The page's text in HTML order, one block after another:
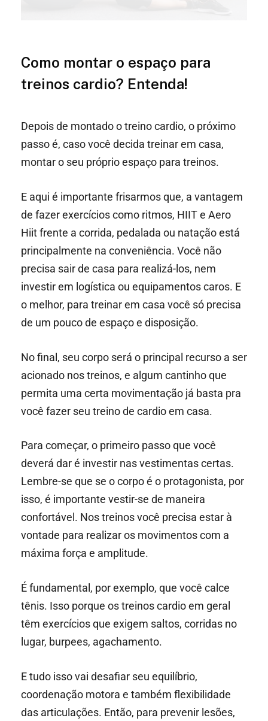
Como montar o espaço para
treinos cardio? Entenda!
Depois de montado o treino cardio, o próximo
passo é, caso você decida treinar em casa,
montar o seu próprio espaço para treinos.
E aqui é importante frisarmos que, a vantagem
de fazer exercícios como ritmos, HIIT e Aero
Hiit frente a corrida, pedalada ou natação está
principalmente na conveniência. Você não
precisa sair de casa para realizá-los, nem
investir em logística ou equipamentos caros. E
o melhor, para treinar em casa você só precisa
de um pouco de espaço e disposição.
No final, seu corpo será o principal recurso a ser
acionado nos treinos, e algum cantinho que
permita uma certa movimentação já basta pra
você fazer seu treino de cardio em casa.
Para começar, o primeiro passo que você
deverá dar é investir nas vestimentas certas.
Lembre-se que se o corpo é o protagonista, por
isso, é importante vestir-se de maneira
confortável. Nos treinos você precisa estar à
vontade para realizar os movimentos com a
máxima força e amplitude.
É fundamental, por exemplo, que você calce
tênis. Isso porque os treinos cardio em geral
têm exercícios que exigem saltos, corridas no
lugar, burpees, agachamento.
E tudo isso vai desafiar seu equilíbrio,
coordenação motora e também flexibilidade
das articulações. Então, para prevenir lesões,